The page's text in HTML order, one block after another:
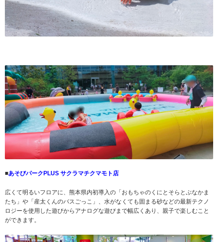
■あそびパークPLUS サクラマチクマモト店
広くて明るいフロアに、熊本県内初導入の「おもちゃのくにとそらとぶなかま
たち」や「産太くんのバスごっこ」、水がなくても固まる砂などの最新テクノ
ロジーを使用した遊びからアナログな遊びまで幅広くあり、親子で楽しむこと
ができます。